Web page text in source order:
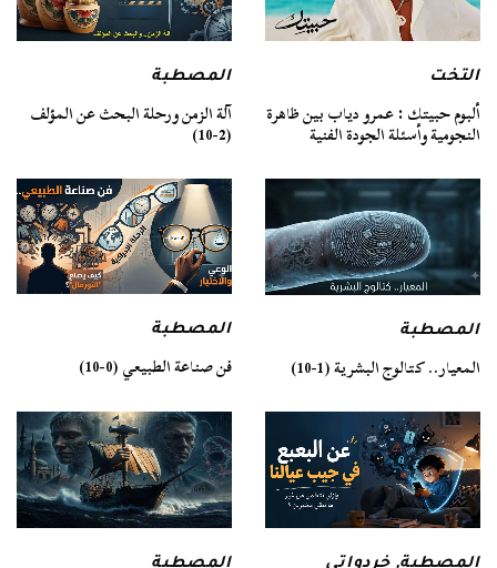
التخت
ألبوم حبيتك : عمرو دياب بين ظاهرة
النجومية وأسئلة الجودة الفنية
المصطبة
آلة الزمن ورحلة البحث عن المؤلف
(2-10)
المصطبة
المعيار.. كتالوج البشرية (1-10)
المصطبة
فن صناعة الطبيعي (0-10)
المصطبة